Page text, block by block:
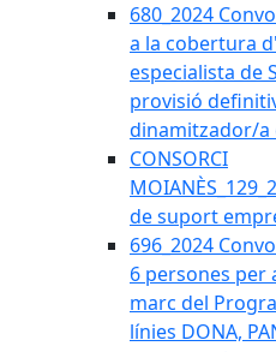
680_2024
a la cobertura
especialista de
provisió
dinamitzador/
CONSORCI
de suport
696_2024
6 persones per
marc del
línies DONA,